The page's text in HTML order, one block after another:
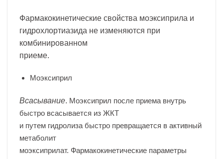
Фармакокинетические свойства моэксиприла и
гидрохлортиазида не изменяются при
комбинированном
приеме.
Моэксиприл
Всасывание. Моэксиприл после приема внутрь
быстро всасывается из ЖКТ
и путем гидролиза быстро превращается в активный
метаболит
моэксиприлат. Фармакокинетические параметры